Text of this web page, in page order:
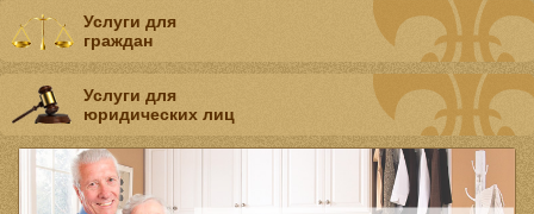
Услуги для
граждан
Услуги для
юридических лиц